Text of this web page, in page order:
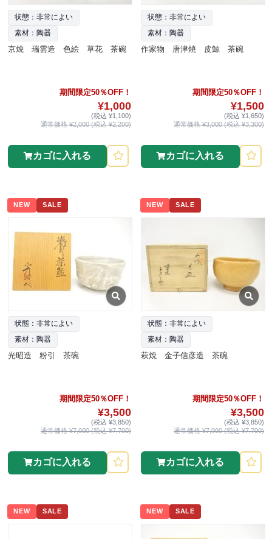
状態：非常によい
素材：陶器
京焼 瑞雲造 色絵 草花 茶碗
期間限定50％OFF！
¥1,000
(税込 ¥1,100)
通常価格 ¥2,000 (税込 ¥2,200)
カゴに入れる
状態：非常によい
素材：陶器
作家物 唐津焼 皮鯨 茶碗
期間限定50％OFF！
¥1,500
(税込 ¥1,650)
通常価格 ¥3,000 (税込 ¥3,300)
カゴに入れる
NEW SALE
状態：非常によい
素材：陶器
光昭造 粉引 茶碗
期間限定50％OFF！
¥3,500
(税込 ¥3,850)
通常価格 ¥7,000 (税込 ¥7,700)
カゴに入れる
NEW SALE
状態：非常によい
素材：陶器
萩焼 金子信彦造 茶碗
期間限定50％OFF！
¥3,500
(税込 ¥3,850)
通常価格 ¥7,000 (税込 ¥7,700)
カゴに入れる
NEW SALE NEW SALE